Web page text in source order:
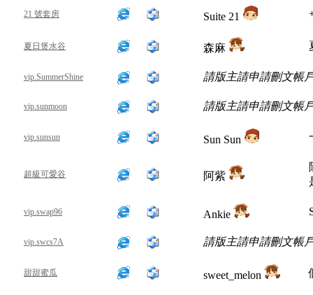
21 號套房 Suite 21
夏日煲水谷 森麻
vip.SummerShine 請版主請申請刪文帳
vip.sunmoon 請版主請申請刪文帳
vip.sunsun Sun Sun
超級可愛谷 阿紫
vip.swap96 Ankie
vip.swcs7A 請版主請申請刪文帳
甜甜蜜瓜 sweet_melon